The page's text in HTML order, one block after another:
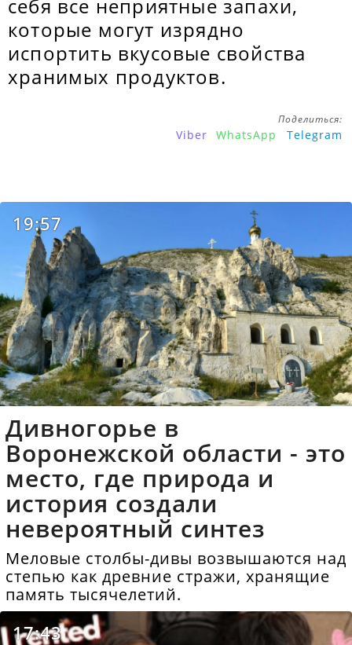
себя все неприятные запахи,
которые могут изрядно
испортить вкусовые свойства
хранимых продуктов.
Поделиться:
Viber WhatsApp Telegram
19:57
Дивногорье в
Воронежской области - это
место, где природа и
история создали
невероятный синтез
Меловые столбы-дивы возвышаются над
степью как древние стражи, хранящие
память тысячелетий.
17:43